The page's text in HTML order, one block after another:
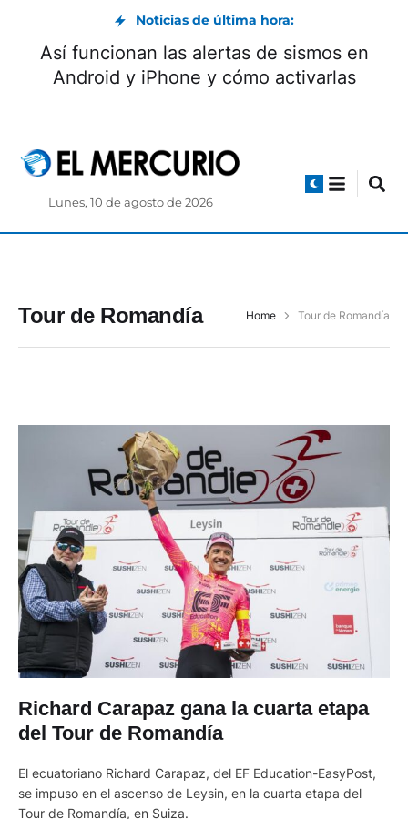
Noticias de última hora:
Así funcionan las alertas de sismos en
Android y iPhone y cómo activarlas
Lunes, 10 de agosto de 2026
Tour de Romandía Home Tour de Romandía
Richard Carapaz gana la cuarta etapa
del Tour de Romandía
El ecuatoriano Richard Carapaz, del EF Education-EasyPost,
se impuso en el ascenso de Leysin, en la cuarta etapa del
Tour de Romandía, en Suiza.